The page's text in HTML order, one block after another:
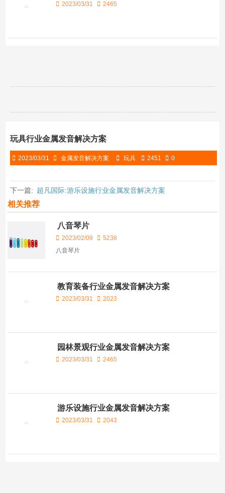
2023/03/31 2465
玩具行业金属发音解决方案
2023/03/31 金属发音解决方案 玩具 2451 0
下一篇: 超凡国际:游乐设施行业金属发音解决方案
相关推荐
八音琴片
2023/02/09
5238
八音琴片
教育装备行业金属发音解决方案
2023/03/31 2023
园林景观行业金属发音解决方案
2023/03/31 2465
游乐设施行业金属发音解决方案
2023/03/31 2043